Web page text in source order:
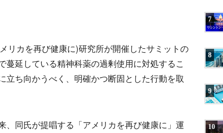
リカを再び健康に)研究所が開催したサミットの
蔓延している精神科薬の過剰使用に対処するこ
立ち向かうべく、明確かつ断固とした行動を取
、同氏が提唱する「アメリカを再び健康に」運
7
8
9
10